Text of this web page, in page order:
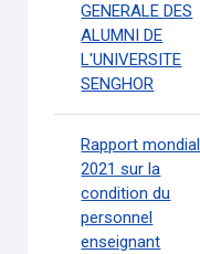
GENERALE DES
ALUMNI DE
L'UNIVERSITE
SENGHOR
Rapport mondial
2021 sur la
condition du
personnel
enseignant